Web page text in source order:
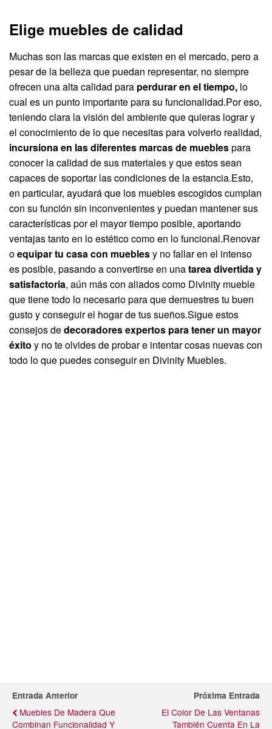
Elige muebles de calidad
Muchas son las marcas que existen en el mercado, pero a
pesar de la belleza que puedan representar, no siempre
ofrecen una alta calidad para perdurar en el tiempo, lo
cual es un punto importante para su funcionalidad.Por eso,
teniendo clara la visión del ambiente que quieras lograr y
el conocimiento de lo que necesitas para volverlo realidad,
incursiona en las diferentes marcas de mueblespara
conocer la calidad de sus materiales y que estos sean
capaces de soportar las condiciones de la estancia.Esto,
en particular, ayudará que los muebles escogidos cumplan
con su función sin inconvenientes y puedan mantener sus
características por el mayor tiempo posible, aportando
ventajas tanto en lo estético como en lo funcional.Renovar
o equipar tu casa con mueblesy no fallar en el intenso
es posible, pasando a convertirse en unatarea divertida y
satisfactoria, aún más con aliados como Divinity mueble
que tiene todo lo necesario para que demuestres tu buen
gusto y conseguir el hogar de tus sueños.Sigue estos
consejos dedecoradores expertos para tener un mayor
éxito y no te olvides de probar e intentar cosas nuevas con
todo lo que puedes conseguir en Divinity Muebles.
Entrada Anterior
Muebles De Madera Que
Combinan Funcionalidad Y
Próxima Entrada
El Color De Las Ventanas
También Cuenta En La